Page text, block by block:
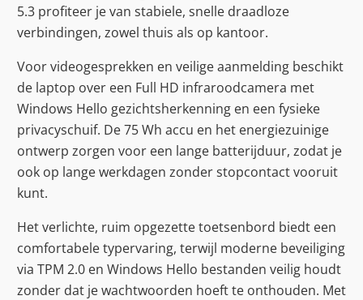
5.3 profiteer je van stabiele, snelle draadloze
verbindingen, zowel thuis als op kantoor.
Voor videogesprekken en veilige aanmelding beschikt
de laptop over een Full HD infraroodcamera met
Windows Hello gezichtsherkenning en een fysieke
privacyschuif. De 75 Wh accu en het energiezuinige
ontwerp zorgen voor een lange batterijduur, zodat je
ook op lange werkdagen zonder stopcontact vooruit
kunt.
Het verlichte, ruim opgezette toetsenbord biedt een
comfortabele typervaring, terwijl moderne beveiliging
via TPM 2.0 en Windows Hello bestanden veilig houdt
zonder dat je wachtwoorden hoeft te onthouden. Met